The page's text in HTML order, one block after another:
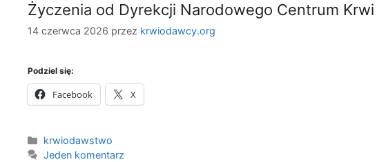
Życzenia od Dyrekcji Narodowego Centrum Krwi
14 czerwca 2026 przez krwiodawcy.org
Podziel się:
Facebook X
Kategorie
krwiodawstwo
Jeden komentarz